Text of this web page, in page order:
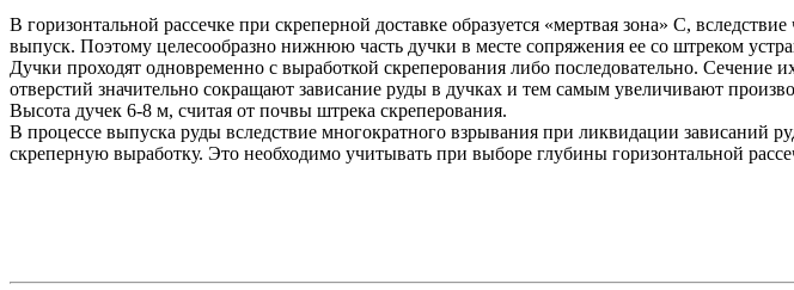
В горизонтальной рассечке при скреперной доставке образуется «мертвая зона» С,
выпуск. Поэтому целесообразно нижнюю часть дучки в месте сопряжения ее со штреком
Дучки проходят одновременно с выработкой скреперования либо последовательно.
отверстий значительно сокращают зависание руды в дучках и тем самым увеличивают
Высота дучек 6-8 м, считая от почвы штрека скреперования.
В процессе выпуска руды вследствие многократного взрывания при ликвидации зависаний
скреперную выработку. Это необходимо учитывать при выборе глубины горизонтальной